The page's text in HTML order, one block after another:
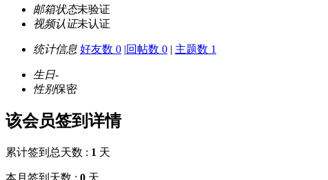
邮箱状态未验证
视频认证未认证
统计信息 好友数 0 |回帖数 0 | 主题数 1
生日-
性别保密
该会员签到详情
累计签到总天数 : 1 天